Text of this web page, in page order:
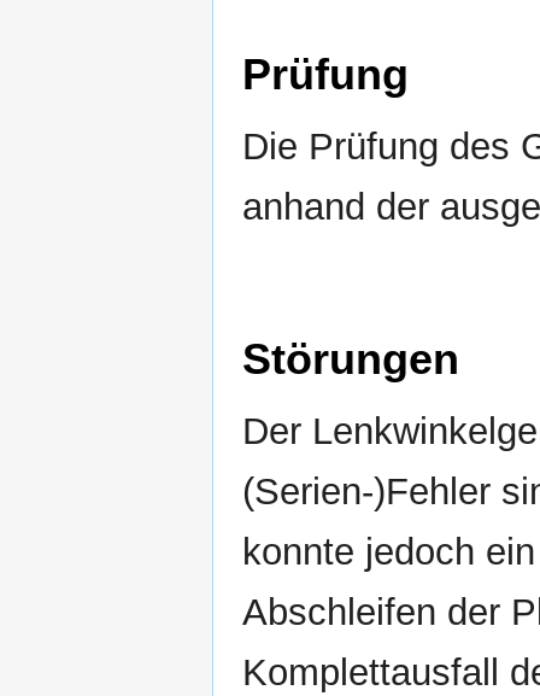
Prüfung
Die Prüfung des
anhand der
Störungen
Der
(Serien-)Fehler
konnte jedoch
Abschleifen der
Komplettausfall